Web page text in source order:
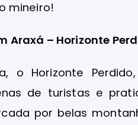
mineiro!
Araxá – Horizonte
o Horizonte
de turistas e
por belas